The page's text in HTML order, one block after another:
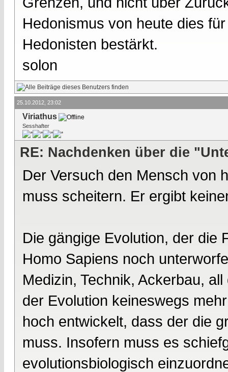
Hedonismus von heute dies
Hedonisten bestärkt.
solon
25.10.2012, 23:02
Viriathus
Sesshafter
RE: Nachdenken über die
Der Versuch den Mensch von
muss scheitern. Er ergibt
Die gängige Evolution, der die
Homo Sapiens noch
Medizin, Technik, Ackerbau,
der Evolution keineswegs
hoch entwickelt, dass der die
muss. Insofern muss es
evolutionsbiologisch